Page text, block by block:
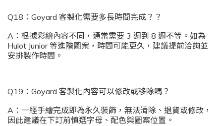
Q18：Goyard 客製化需要多長時間完成？？
A：根據彩繪內容不同，通常需要 3 週到 8 週不等。如為
Hulot Junior 等進階圖案，時間可能更久，建議提前洽詢並
安排製作時間。
Q19：Goyard 客製化內容可以修改或移除嗎？
A：一經手繪完成即為永久裝飾，無法清除、退貨或修改，
因此建議在下訂前慎選字母、配色與圖案位置。